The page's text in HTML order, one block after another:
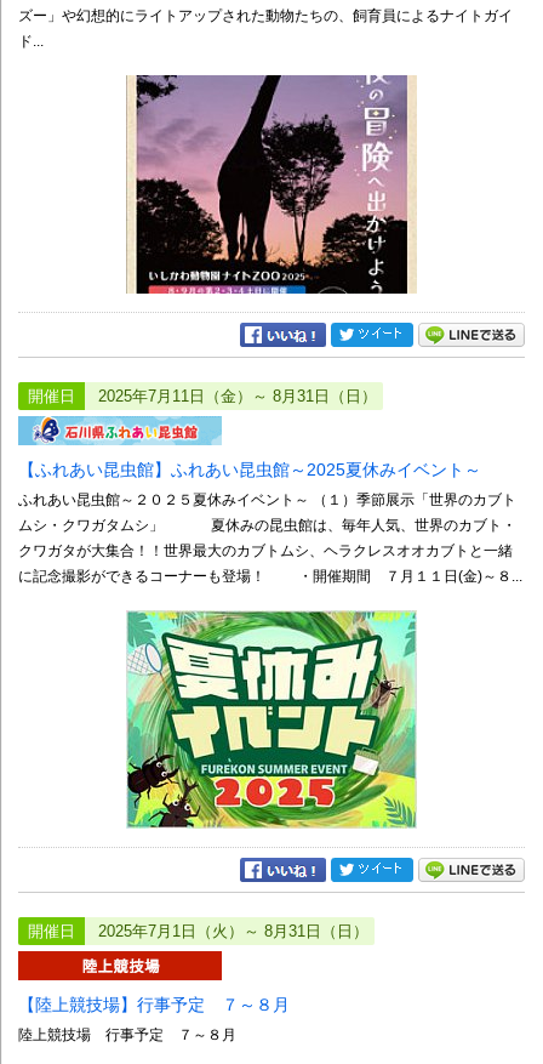
ズー」や幻想的にライトアップされた動物たちの、飼育員によるナイトガイ
ド...
開催日 2025年7月11日（金）～ 8月31日（日）
【ふれあい昆虫館】ふれあい昆虫館～2025夏休みイベント～
ふれあい昆虫館～２０２５夏休みイベント～ （１）季節展示「世界のカブト
ムシ・クワガタムシ」 夏休みの昆虫館は、毎年人気、世界のカブト・
クワガタが大集合！！世界最大のカブトムシ、ヘラクレスオオカブトと一緒
に記念撮影ができるコーナーも登場！ ・開催期間 ７月１１日(金)～８...
開催日 2025年7月1日（火）～ 8月31日（日）
【陸上競技場】行事予定 ７～８月
陸上競技場 行事予定 ７～８月